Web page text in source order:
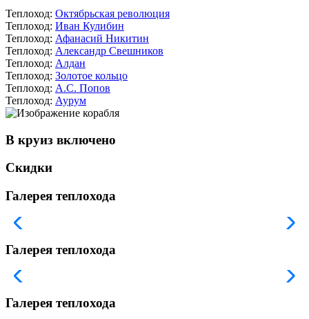
Теплоход: Октябрьская революция
Теплоход: Иван Кулибин
Теплоход: Афанасий Никитин
Теплоход: Александр Свешников
Теплоход: Алдан
Теплоход: Золотое кольцо
Теплоход: А.С. Попов
Теплоход: Аурум
В круиз включено
Скидки
Галерея теплохода
Галерея теплохода
Галерея теплохода